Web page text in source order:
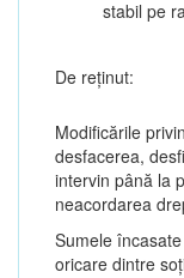
stabil pe
De reținut:
Modificările
desfacerea,
intervin până la
neacordarea
Sumele
oricare dintre